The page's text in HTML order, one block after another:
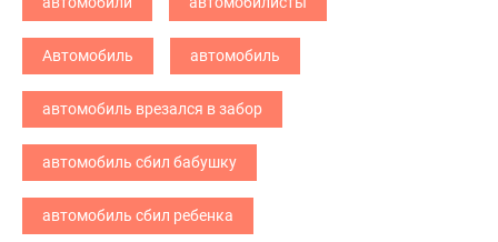
Автомобиль автомобиль
автомобиль врезался в забор
автомобиль сбил бабушку
автомобиль сбил ребенка